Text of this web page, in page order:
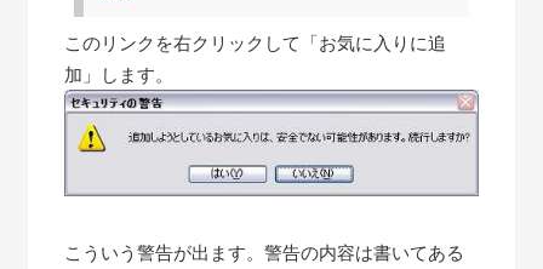
このリンクを右クリックして「お気に入りに追
加」します。
こういう警告が出ます。警告の内容は書いてある